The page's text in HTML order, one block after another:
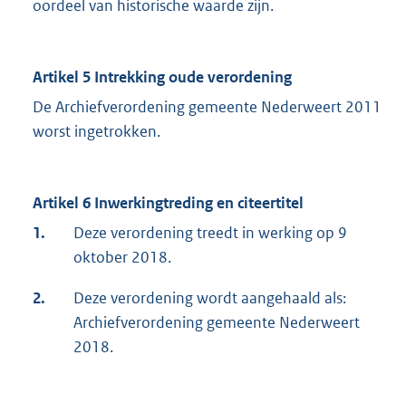
oordeel van historische waarde zijn.
Artikel 5 Intrekking oude verordening
De Archiefverordening gemeente Nederweert 2011
worst ingetrokken.
Artikel 6 Inwerkingtreding en citeertitel
1.
Deze verordening treedt in werking op 9
oktober 2018.
2.
Deze verordening wordt aangehaald als:
Archiefverordening gemeente Nederweert
2018.